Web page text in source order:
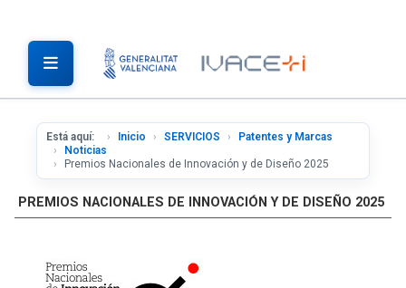
Está aquí: Inicio SERVICIOS
Patentes y Marcas
Noticias
Premios Nacionales de Innovación y de Diseño 2025
PREMIOS NACIONALES DE INNOVACIÓN Y DE DISEÑO 2025